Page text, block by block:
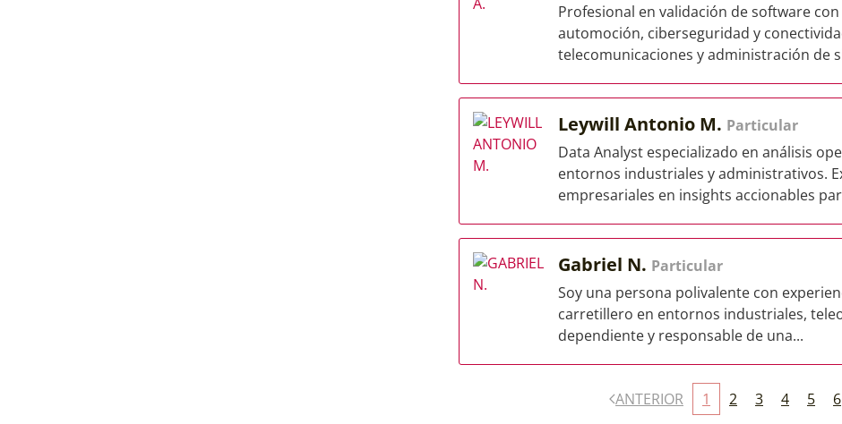
Profesional en validación de software
automoción, ciberseguridad y
telecomunicaciones y administración de
Leywill Antonio M. Particular
Data Analyst especializado en análisis
entornos industriales y administrativos.
empresariales en insights accionables
Gabriel N. Particular
Soy una persona polivalente con
carretillero en entornos industriales,
dependiente y responsable de una...
ANTERIOR 1 2 3 4 5 6